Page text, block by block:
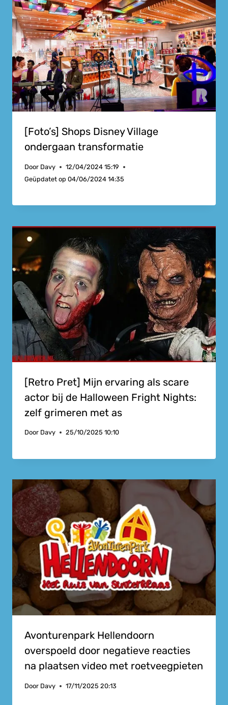
[Foto’s] Shops Disney Village
ondergaan transformatie
Door Davy
12/04/2024 15:19
Geüpdatet op 04/06/2024 14:35
[Retro Pret] Mijn ervaring als scare
actor bij de Halloween Fright Nights:
zelf grimeren met as
Door Davy 25/10/2025 10:10
Avonturenpark Hellendoorn
overspoeld door negatieve reacties
na plaatsen video met roetveegpieten
Door Davy 17/11/2025 20:13